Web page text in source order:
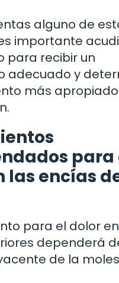
alguno de
importante
para recibir un
adecuado y
más
para
las encías
para el dolor
dependerá
de la